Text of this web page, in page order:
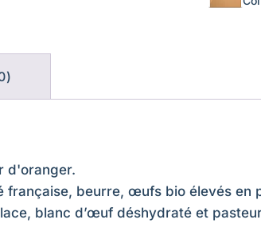
d'oranger.
française, beurre, œufs bio élevés en
blanc d’œuf déshydraté et